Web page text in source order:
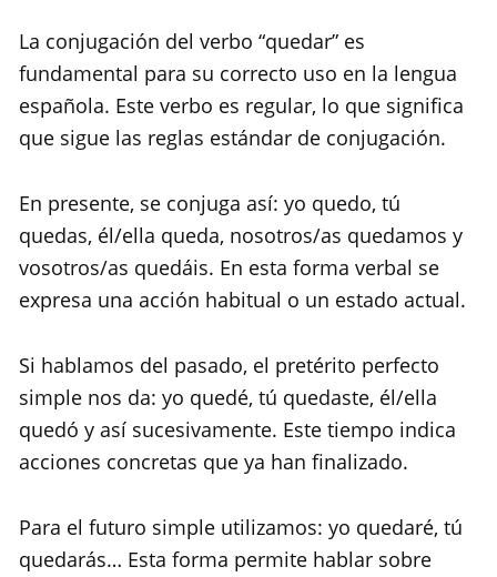
La conjugación del verbo “quedar” es
fundamental para su correcto uso en la lengua
española. Este verbo es regular, lo que significa
que sigue las reglas estándar de conjugación.
En presente, se conjuga así: yo quedo, tú
quedas, él/ella queda, nosotros/as quedamos y
vosotros/as quedáis. En esta forma verbal se
expresa una acción habitual o un estado actual.
Si hablamos del pasado, el pretérito perfecto
simple nos da: yo quedé, tú quedaste, él/ella
quedó y así sucesivamente. Este tiempo indica
acciones concretas que ya han finalizado.
Para el futuro simple utilizamos: yo quedaré, tú
quedarás… Esta forma permite hablar sobre